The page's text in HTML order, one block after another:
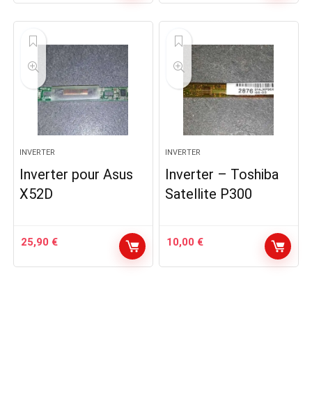
INVERTER
Inverter pour Asus
X52D
25,90 €
INVERTER
Inverter – Toshiba
Satellite P300
10,00 €